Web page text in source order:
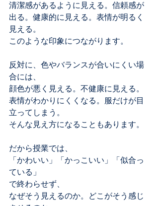
清潔感があるように見える。信頼感が
出る。健康的に見える。表情が明るく
見える。
このような印象につながります。
反対に、色やバランスが合いにくい場
合には、
顔色が悪く見える。不健康に見える。
表情がわかりにくくなる。服だけが目
立ってしまう。
そんな見え方になることもあります。
だから授業では、
「かわいい」「かっこいい」「似合っ
ている」
で終わらせず、
なぜそう見えるのか。どこがそう感じ